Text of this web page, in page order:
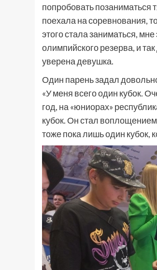
попробовать позаниматься
поехала на соревнования,
этого стала заниматься,
олимпийского резерва, и
уверена девушка.
Один парень задал
«У меня всего один кубок.
год, на «юниорах»
кубок. Он стал
тоже пока лишь один кубок,